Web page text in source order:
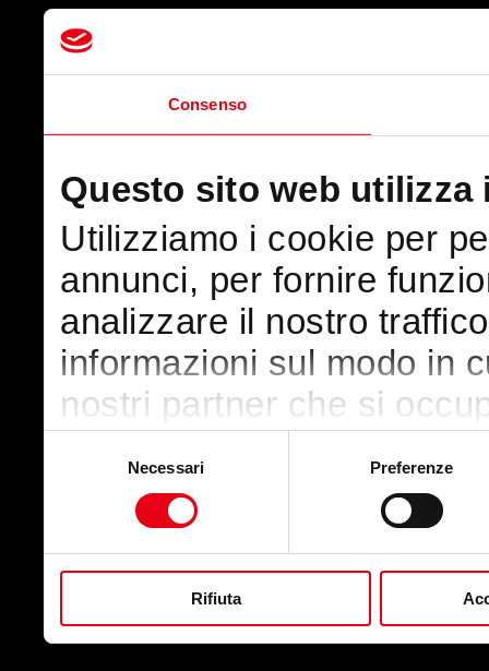
Consenso
Questo sito web utilizza
Utilizziamo i cookie per
annunci, per fornire
analizzare il nostro
informazioni sul modo in
nostri partner che si
con altre informazioni
raccolto dal suo utilizzo
Necessari Preferenze
Rifiuta